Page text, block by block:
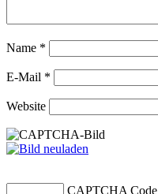
Name *
E-Mail *
Website
CAPTCHA Code